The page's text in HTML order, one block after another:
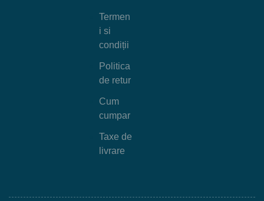
Termen
i si
condiții
Politica
de retur
Cum
cumpar
Taxe de
livrare